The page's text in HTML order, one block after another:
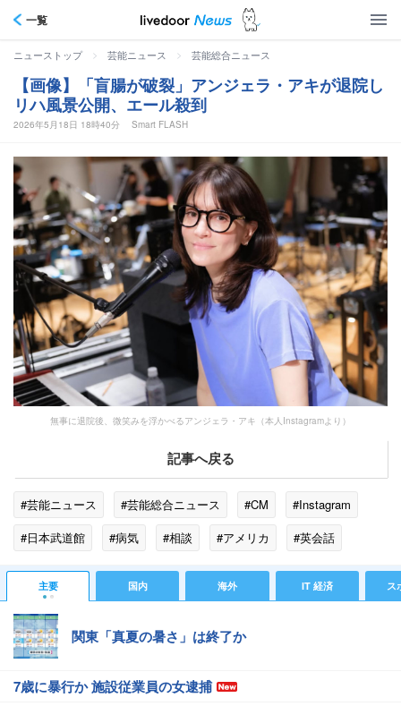
一覧
ニューストップ > 芸能ニュース > 芸能総合ニュース
【画像】「盲腸が破裂」アンジェラ・アキが退院し
リハ風景公開、エール殺到
2026年5月18日 18時40分 Smart FLASH
無事に退院後、微笑みを浮かべるアンジェラ・アキ（本人Instagramより）
記事へ戻る
#芸能ニュース #芸能総合ニュース #CM
#Instagram
#日本武道館
#病気 #相談 #アメリカ
#英会話
#レイク
#アンジェラ・アキ #ハワイ
#イタリア
#食中毒
主要 国内 海外 IT 経済 ス
関東「真夏の暑さ」は終了か
7歳に暴行か 施設従業員の女逮捕